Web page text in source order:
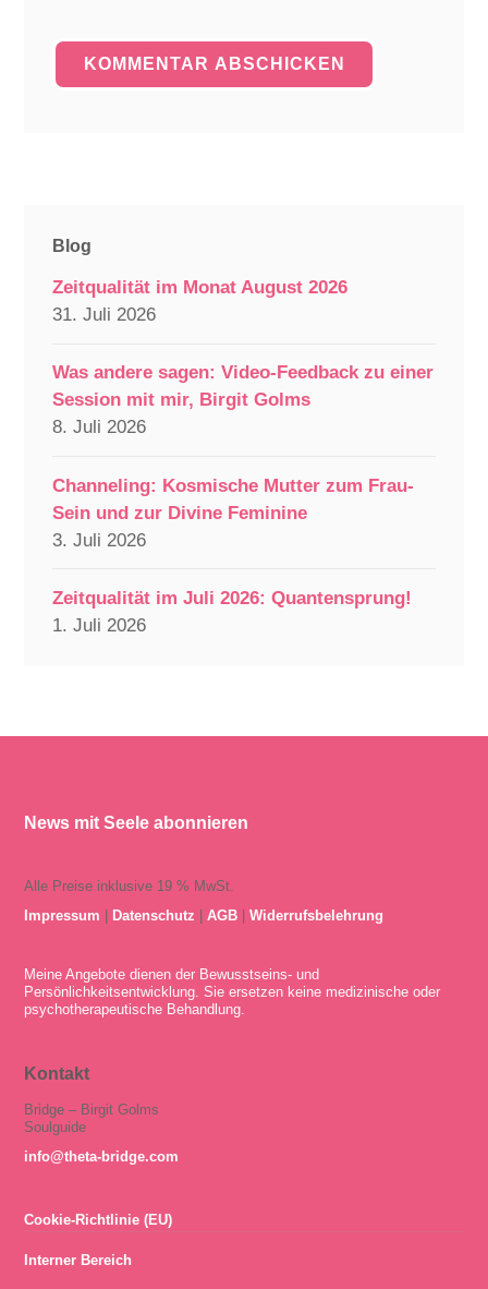
Blog
Zeitqualität im Monat August 2026
31. Juli 2026
Was andere sagen: Video-Feedback zu einer
Session mit mir, Birgit Golms
8. Juli 2026
Channeling: Kosmische Mutter zum Frau-
Sein und zur Divine Feminine
3. Juli 2026
Zeitqualität im Juli 2026: Quantensprung!
1. Juli 2026
News mit Seele abonnieren
Alle Preise inklusive 19 % MwSt.
Impressum | Datenschutz |AGB |Widerrufsbelehrung
Meine Angebote dienen der Bewusstseins- und
Persönlichkeitsentwicklung. Sie ersetzen keine medizinische oder
psychotherapeutische Behandlung.
Kontakt
Bridge – Birgit Golms
Soulguide
info@theta-bridge.com
Cookie-Richtlinie (EU)
Interner Bereich